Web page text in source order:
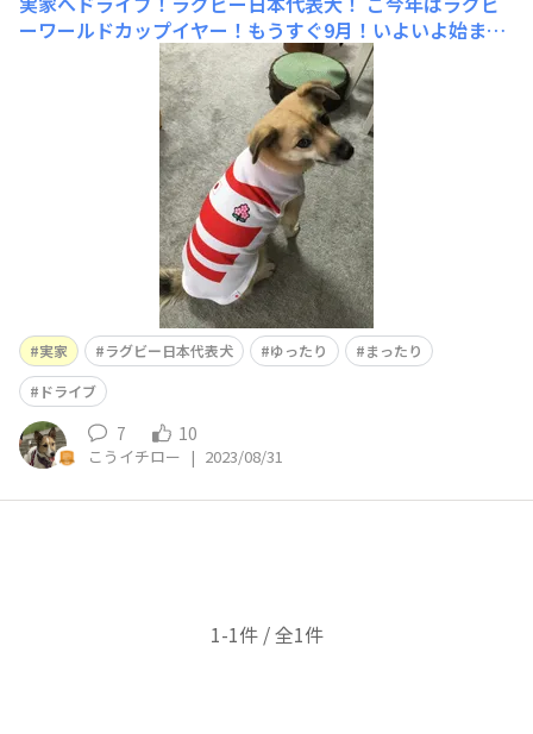
ーワールドカップイヤー！もうすぐ9月！いよいよ始ま
る！日本が勝つように応援するワン🐶実家でみんなでテレ
ビに釘付け！開催地フランスに行きたいけど行けな
実家 ラグビー日本代表犬 ゆったり
まったり
ドライブ
7 10
こうイチロー | 2023/08/31
1-1件 / 全1件